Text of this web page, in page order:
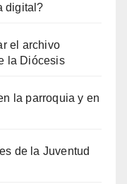
digital?
el archivo
la Diócesis
la parroquia y en
de la Juventud